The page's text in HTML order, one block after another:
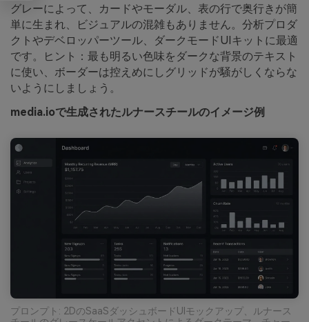
グレーによって、カードやモーダル、表の行で奥行きが簡
単に生まれ、ビジュアルの混雑もありません。分析プロダ
クトやデベロッパーツール、ダークモードUIキットに最適
です。ヒント：最も明るい色味をダークな背景のテキスト
に使い、ボーダーは控えめにしグリッドが騒がしくならな
いようにしましょう。
media.ioで生成されたルナースチールのイメージ例
プロンプト: 2DのSaaSダッシュボードUIモックアップ、ルナース